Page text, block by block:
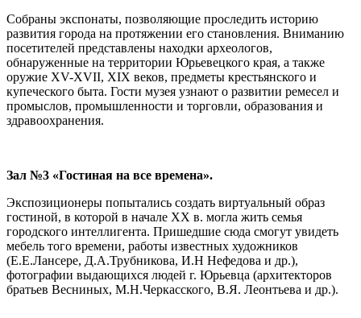
Собраны экспонаты, позволяющие проследить историю
развития города на протяжении его становления. Вниманию
посетителей представлены находки археологов,
обнаруженные на территории Юрьевецкого края, а также
оружие XV-XVII, XIX веков, предметы крестьянского и
купеческого быта. Гости музея узнают о развитии ремесел и
промыслов, промышленности и торговли, образования и
здравоохранения.
Зал №3 «Гостиная на все времена».
Экспозиционеры попытались создать виртуальный образ
гостиной, в которой в начале ХХ в. могла жить семья
городского интеллигента. Пришедшие сюда смогут увидеть
мебель того времени, работы известных художников
(Е.Е.Лансере, Д.А.Трубникова, И.Н Нефедова и др.),
фотографии выдающихся людей г. Юрьевца (архитекторов
братьев Весниных, М.Н.Черкасского, В.Я. Леонтьева и др.).